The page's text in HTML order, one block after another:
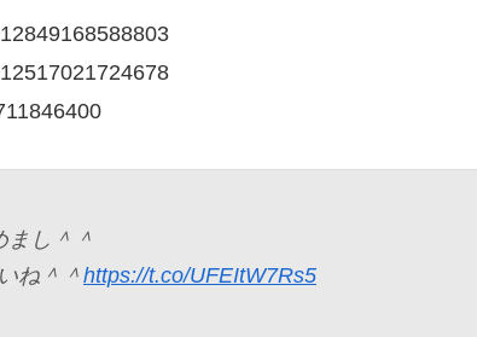
し＾＾
ね＾＾ https://t.co/UFEItW7Rs5